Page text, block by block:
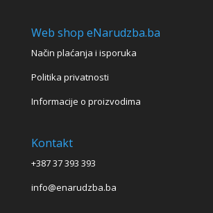
Web shop eNarudzba.ba
Način plaćanja i isporuka
Politika privatnosti
Informacije o proizvodima
Kontakt
+387 37 393 393
info@enarudzba.ba